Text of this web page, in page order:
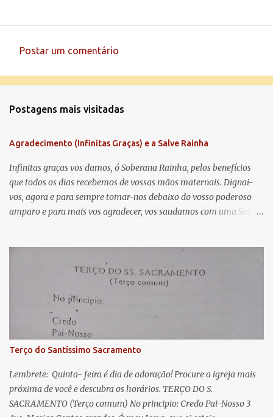
e
t
á
r
i
o
Postar um comentário
Postagens mais visitadas
Agradecimento (Infinitas Graças) e a Salve Rainha
Infinitas graças vos damos, ó Soberana Rainha, pelos benefícios
que todos os dias recebemos de vossas mãos maternais. Dignai-
vos, agora e para sempre tomar-nos debaixo do vosso poderoso
amparo e para mais vos agradecer, vos saudamos com uma Salve
lágrimas. Eia, pois, Advogada nossa, estes vossos olhos
misericordiosos a nós volvei, e depois deste desterro, mostrai-nos
Jesus. Bendito é o fruto do vosso ventre, ó clemente, ó piedosa, ó
doce e sempre Virgem Maria. Rogai por nós Santa Mãe de Deus.
Para que sejamos dignos das promessas de Cristo. Amém.
Terço do Santíssimo Sacramento
Lembrete: Quinta- feira é dia de adoração! Procure a igreja mais
próxima de você e descubra os horários. TERÇO DO S.
SACRAMENTO (Terço comum) No principio: Credo Pai-Nosso 3